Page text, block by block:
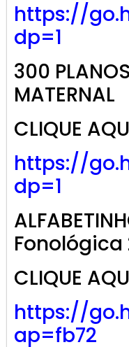
https://
dp=1
300
MATERNAL
CLIQUE
https://
dp=1
Fonológica
CLIQUE
https://
ap=fb72